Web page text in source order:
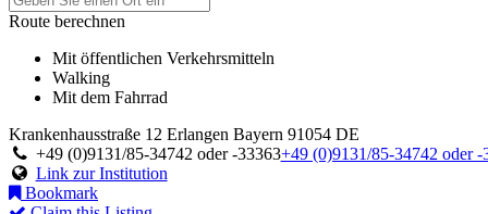
Route berechnen
Mit öffentlichen Verkehrsmitteln
Walking
Mit dem Fahrrad
Krankenhausstraße 12 Erlangen Bayern 91054 DE
+49 (0)9131/85-34742 oder -33363+49 (0)9131/85-34742 oder -
Link zur Institution
Bookmark